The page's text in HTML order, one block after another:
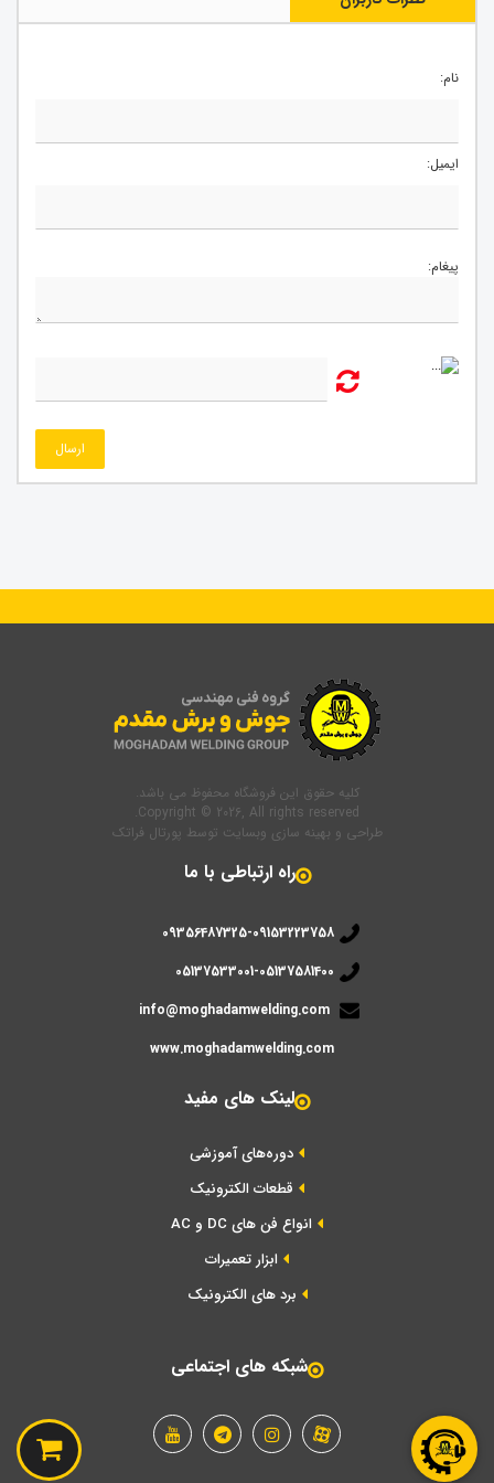
نام:
ایمیل:
پیغام:
ارسال
کلیه حقوق این فروشگاه محفوظ می باشد.
Copyright © 2026, All rights reserved.
طراحی و بهینه سازی وبسایت توسط پورتال فراتک
راه ارتباطی با ما
09356487325-09153223758
05137533001-05137581400
info@moghadamwelding.com
www.moghadamwelding.com
لینک های مفید
دوره‌های آموزشی
قطعات الکترونیک
انواع فن های DC و AC
ابزار تعمیرات
برد های الکترونیک
شبکه های اجتماعی